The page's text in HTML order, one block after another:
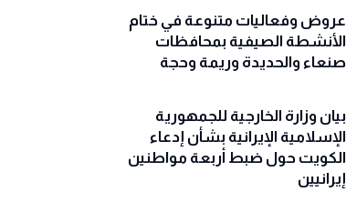
عروض وفعاليات متنوعة في ختام
الأنشطة الصيفية بمحافظات
صنعاء والحديدة وريمة وحجة
‏بيان وزارة الخارجية للجمهورية
الإسلامية الإيرانية بشأن إدعاء
الكويت حول ضبط أربعة مواطنين
إيرانيين